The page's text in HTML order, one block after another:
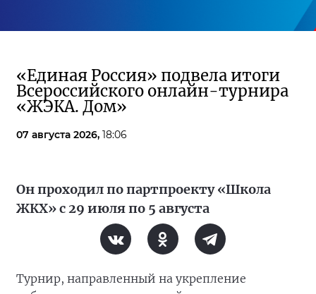
«Единая Россия» подвела итоги
Всероссийского онлайн-турнира
«ЖЭКА. Дом»
07 августа 2026, 18:06
Он проходил по партпроекту «Школа
ЖКХ» с 29 июля по 5 августа
Турнир, направленный на укрепление